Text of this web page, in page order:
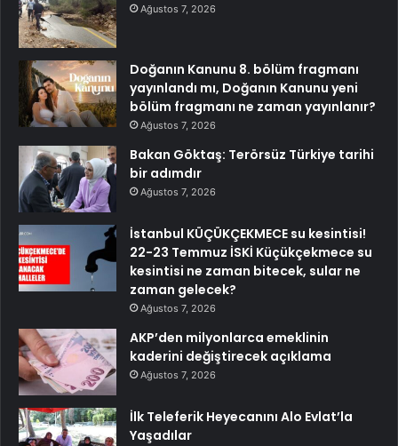
Ağustos 7, 2026
Doğanın Kanunu 8. bölüm fragmanı
yayınlandı mı, Doğanın Kanunu yeni
bölüm fragmanı ne zaman yayınlanır?
Ağustos 7, 2026
Bakan Göktaş: Terörsüz Türkiye tarihi
bir adımdır
Ağustos 7, 2026
İstanbul KÜÇÜKÇEKMECE su kesintisi!
22-23 Temmuz İSKİ Küçükçekmece su
kesintisi ne zaman bitecek, sular ne
zaman gelecek?
Ağustos 7, 2026
AKP’den milyonlarca emeklinin
kaderini değiştirecek açıklama
Ağustos 7, 2026
İlk Teleferik Heyecanını Alo Evlat’la
Yaşadılar